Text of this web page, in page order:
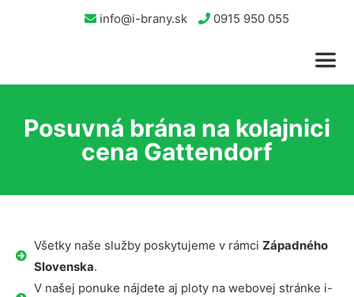
info@i-brany.sk 0915 950 055
Posuvná brána na kolajnici
cena Gattendorf
Všetky naše služby poskytujeme v rámci Západného
Slovenska.
V našej ponuke nájdete aj ploty na webovej stránke i-